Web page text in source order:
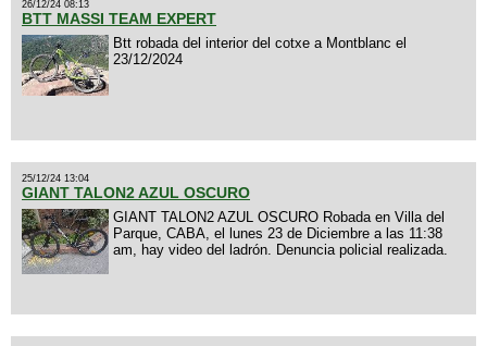
26/12/24 08:13
BTT MASSI TEAM EXPERT
Btt robada del interior del cotxe a Montblanc el
23/12/2024
25/12/24 13:04
GIANT TALON2 AZUL OSCURO
GIANT TALON2 AZUL OSCURO Robada en Villa del
Parque, CABA, el lunes 23 de Diciembre a las 11:38
am, hay video del ladrón. Denuncia policial realizada.